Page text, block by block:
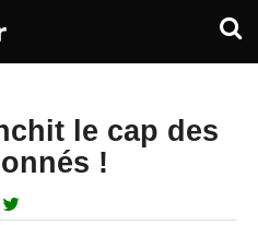
le cap des
!